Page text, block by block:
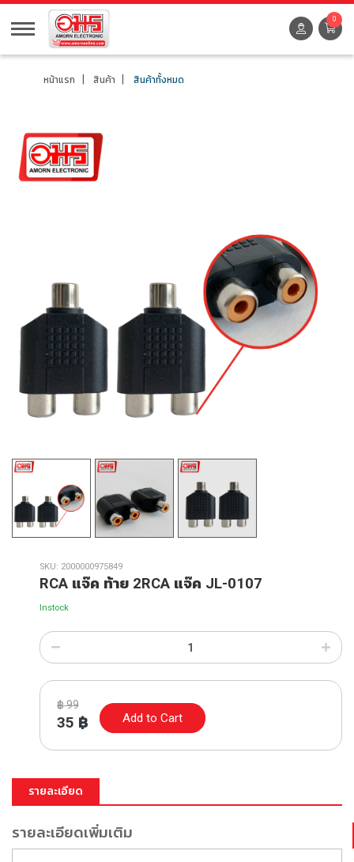
0
หน้าแรก สินค้า สินค้าทั้งหมด
SKU: 2000000975849
RCA แจ๊ค ท้าย 2RCA แจ๊ค JL-0107
Instock
฿99
35 ฿ Add to Cart
รายละเอียด
รายละเอียดเพิ่มเติม